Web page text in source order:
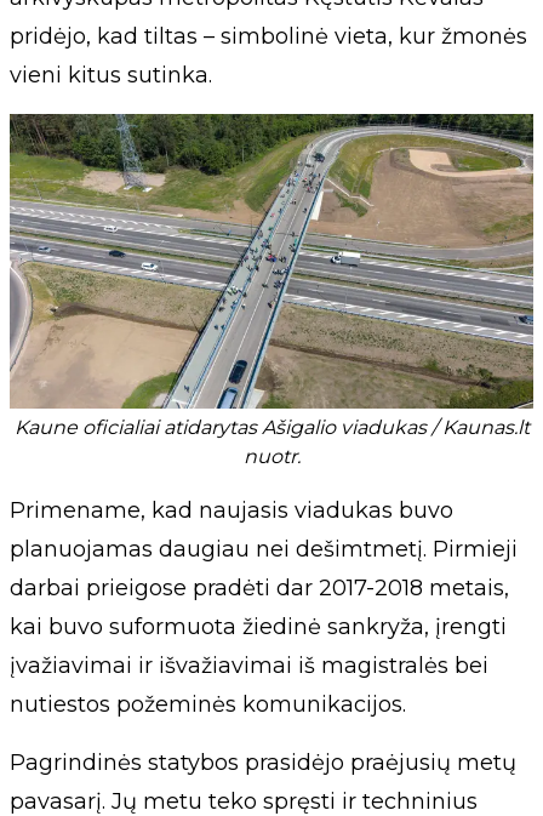
pridėjo, kad tiltas – simbolinė vieta, kur žmonės
vieni kitus sutinka.
Kaune oficialiai atidarytas Ašigalio viadukas / Kaunas.lt
nuotr.
Primename, kad naujasis viadukas buvo
planuojamas daugiau nei dešimtmetį. Pirmieji
darbai prieigose pradėti dar 2017-2018 metais,
kai buvo suformuota žiedinė sankryža, įrengti
įvažiavimai ir išvažiavimai iš magistralės bei
nutiestos požeminės komunikacijos.
Pagrindinės statybos prasidėjo praėjusių metų
pavasarį. Jų metu teko spręsti ir techninius